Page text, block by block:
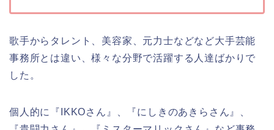
歌手からタレント、美容家、元力士などなど大手芸能
事務所とは違い、様々な分野で活躍する人達ばかりで
した。
個人的に『IKKOさん』、『にしきのあきらさん』、